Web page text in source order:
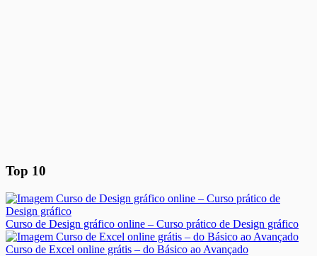
Top 10
Curso de Design gráfico online – Curso prático de Design gráfico
Curso de Excel online grátis – do Básico ao Avançado